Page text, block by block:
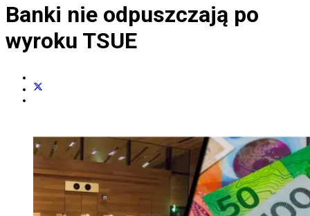
Banki nie odpuszczają po
wyroku TSUE